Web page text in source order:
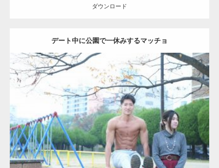
ダウンロード
デート中に公園で一休みするマッチョ
Update:2021.07.6
Category:公園のマッチョ その他 AKIHITO(細マッチョ) 腹筋
ダウンロード